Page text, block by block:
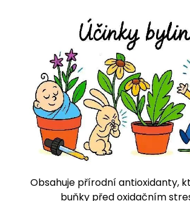
Obsahuje přírodní antioxidanty,
buňky před oxidačním